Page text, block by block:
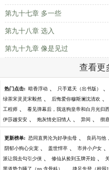
第九十七章 多一些
第九十八章 选入
第九十九章 像是见过
查看更
热门点击: 暗香浮动 、 只手遮天（出书版） 、
绿茶宋灵灵宋毅然 、 后悔爱你穆斯澜沈清欢 、
工程师 、 看见弹幕后，我送狗皇帝和白月光归
伊莎越安安 、 炮灰情史旧情人 、 异间 、 彻
更新榜单: 恐同直男沦为好孕虫母 、 良药与他
阴郁小狗心尖宠 、 盖世悍卒 、 市井小户女 、
派让我去勾引少侠 、 修仙从捡到玉牌开始 、
黑道势力睡了（np 含骨科） 捷足先登（校园